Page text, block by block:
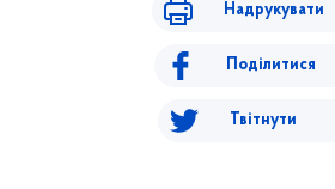
Надрукувати
Поділитися
Твітнути